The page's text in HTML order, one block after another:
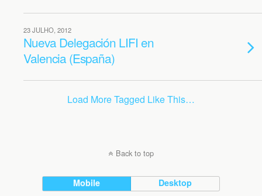
23 JULHO, 2012
Nueva Delegación LIFI en
Valencia (España)
Load More Tagged Like This…
Back to top
Mobile Desktop